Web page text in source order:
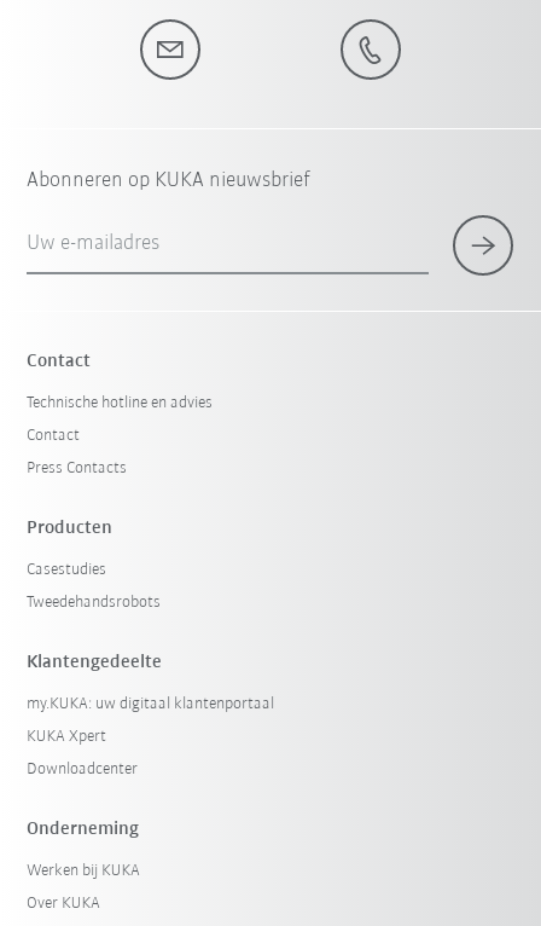
Abonneren op KUKA nieuwsbrief
Uw e-mailadres
Contact
Technische hotline en advies
Contact
Press Contacts
Producten
Casestudies
Tweedehandsrobots
Klantengedeelte
my.KUKA: uw digitaal klantenportaal
KUKA Xpert
Downloadcenter
Onderneming
Werken bij KUKA
Over KUKA